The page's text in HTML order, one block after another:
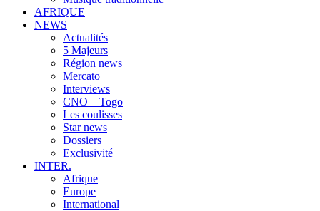
AFRIQUE
NEWS
Actualités
5 Majeurs
Région news
Mercato
Interviews
CNO – Togo
Les coulisses
Star news
Dossiers
Exclusivité
INTER.
Afrique
Europe
International